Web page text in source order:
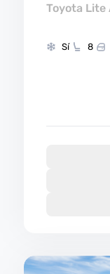
Toyota Lite
Sí 8